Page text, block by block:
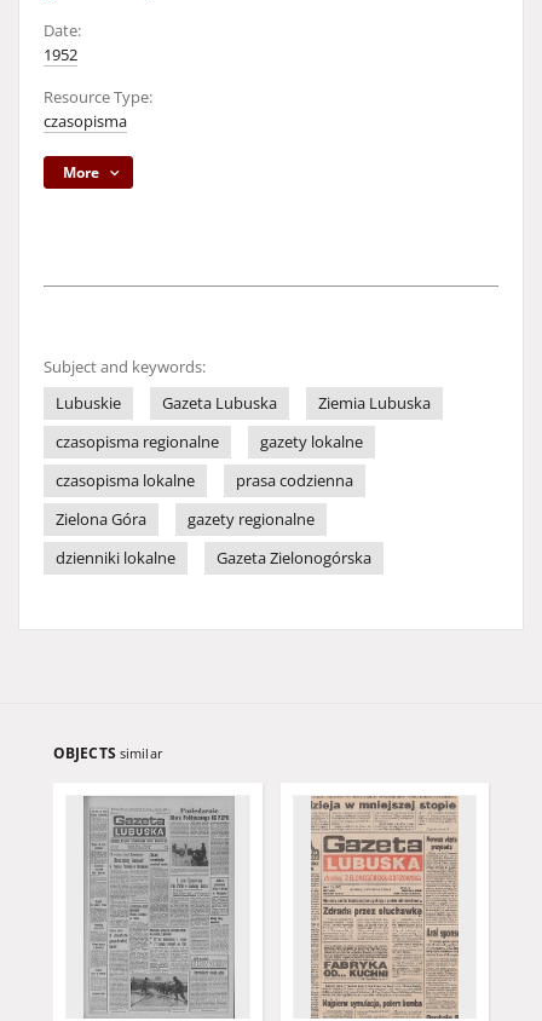
Date:
1952
Resource Type:
czasopisma
More
Subject and keywords:
Lubuskie
Gazeta Lubuska
Ziemia Lubuska
czasopisma regionalne
gazety lokalne
czasopisma lokalne
prasa codzienna
Zielona Góra
gazety regionalne
dzienniki lokalne
Gazeta Zielonogórska
OBJECTS similar